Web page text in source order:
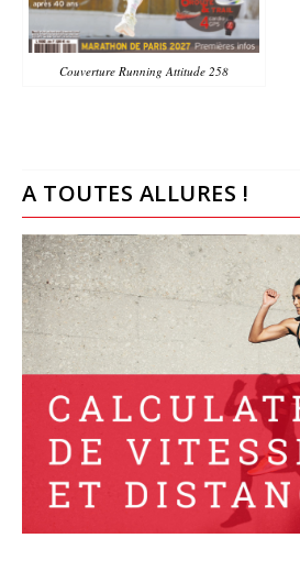
Couverture Running Attitude 258
A TOUTES ALLURES !